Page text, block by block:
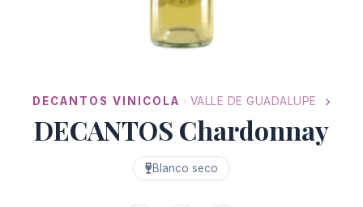
DECANTOS VINICOLA · VALLE DE GUADALUPE
DECANTOS Chardonnay
Blanco seco